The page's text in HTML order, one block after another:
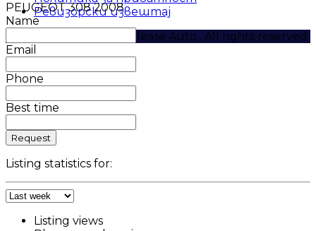
Ревизорски извештај
Copyright © 2024 Eurolease Auto . All rights reserved
PEUGEOT 308 2008
Name
Email
Phone
Best time
Request
Listing statistics for:
Listing views